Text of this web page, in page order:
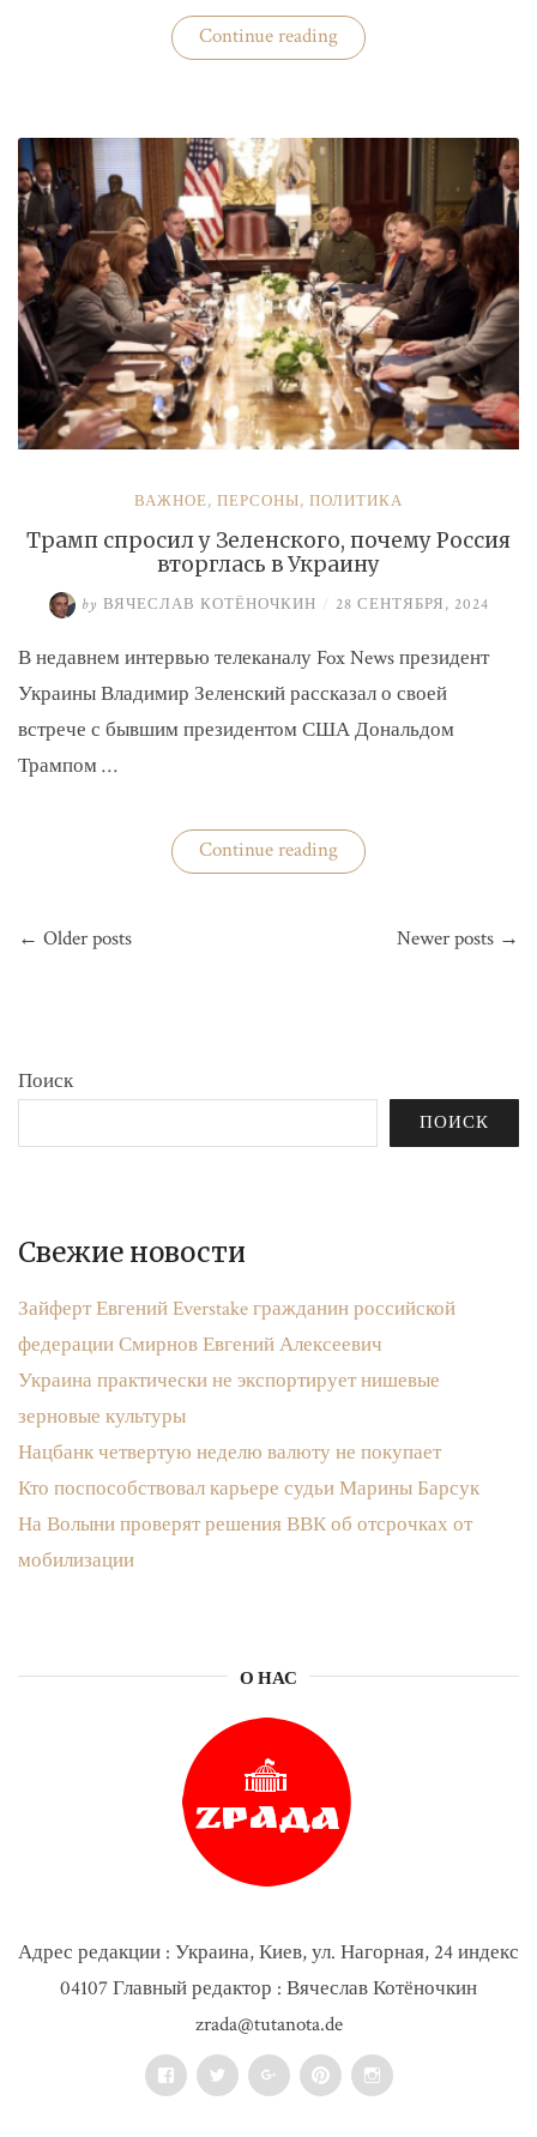
Continue reading«Бизнес
«добровольных
ВАЖНОЕ, ПЕРСОНЫ, ПОЛИТИКА
Трамп спросил у Зеленского, почему Россия
вторглась в Украину
by ВЯЧЕСЛАВ КОТЁНОЧКИН / 28 СЕНТЯБРЯ, 2024
В недавнем интервью телеканалу Fox News президент
Украины Владимир Зеленский рассказал о своей
встрече с бывшим президентом США Дональдом
Трампом …
Continue reading«Трамп
спросил
почему
Россия
по
← Older posts Newer posts →
Поиск
ПОИСК
Свежие новости
Зайферт Евгений Everstake гражданин российской
федерации Смирнов Евгений Алексеевич
Украина практически не экспортирует нишевые
зерновые культуры
Нацбанк четвертую неделю валюту не покупает
Кто поспособствовал карьере судьи Марины Барсук
На Волыни проверят решения ВВК об отсрочках от
мобилизации
О НАС
Адрес редакции : Украина, Киев, ул. Нагорная, 24 индекс
04107 Главный редактор : Вячеслав Котёночкин
zrada@tutanota.de
FacebookTwitter Google+PinterestInstagram